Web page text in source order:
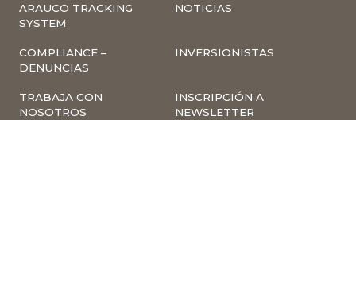
ARAUCO TRACKING
SYSTEM
NOTICIAS
COMPLIANCE –
DENUNCIAS
INVERSIONISTAS
TRABAJA CON
NOSOTROS
INSCRIPCIÓN A
NEWSLETTER